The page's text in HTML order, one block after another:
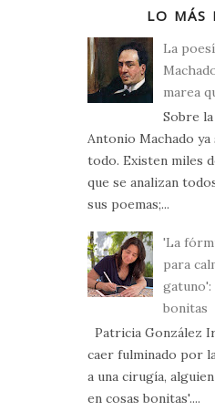
LO MÁS
La
marea
Sobre
Antonio Machado ya
todo. Existen miles
que se analizan
sus poemas;...
'La
para
gatuno':
bonitas
Patricia González
caer fulminado por
a una cirugía,
en cosas bonitas'....